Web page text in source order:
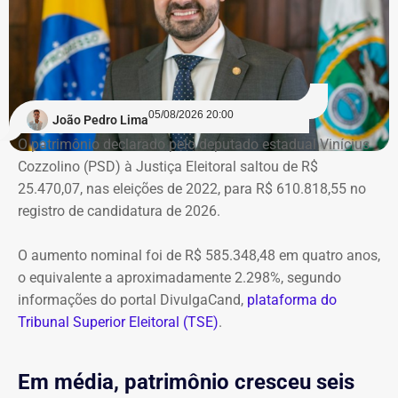
João Pedro Lima05/08/2026 20:00
O patrimônio declarado pelo deputado estadual Vinícius
Cozzolino (PSD) à Justiça Eleitoral saltou de R$
25.470,07, nas eleições de 2022, para R$ 610.818,55 no
registro de candidatura de 2026.
O aumento nominal foi de R$ 585.348,48 em quatro anos,
o equivalente a aproximadamente 2.298%, segundo
informações do portal DivulgaCand, plataforma do
Tribunal Superior Eleitoral (TSE).
Em média, patrimônio cresceu seis